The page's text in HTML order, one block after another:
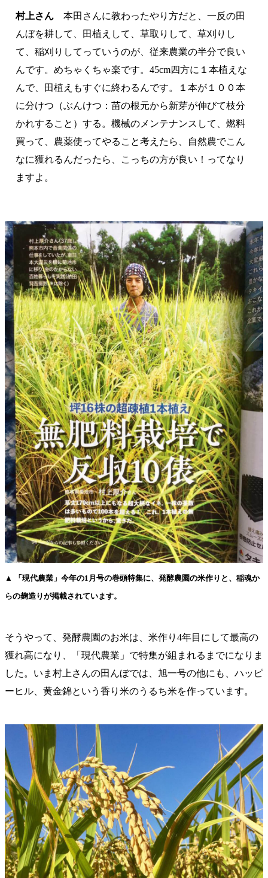
村上さん 本田さんに教わったやり方だと、一反の田
んぼを耕して、田植えして、草取りして、草刈りし
て、稲刈りしてっていうのが、従来農業の半分で良い
んです。めちゃくちゃ楽です。45cm四方に１本植えな
んで、田植えもすぐに終わるんです。１本が１００本
に分けつ（ぶんけつ：苗の根元から新芽が伸びて枝分
かれすること）する。機械のメンテナンスして、燃料
買って、農薬使ってやること考えたら、自然農でこん
なに獲れるんだったら、こっちの方が良い！ってなり
ますよ。
▲ 「現代農業」今年の1月号の巻頭特集に、発酵農園の米作りと、稲魂か
らの麹造りが掲載されています。
そうやって、発酵農園のお米は、米作り4年目にして最高の
獲れ高になり、「現代農業」で特集が組まれるまでになりま
した。いま村上さんの田んぼでは、旭一号の他にも、ハッピ
ーヒル、黄金錦という香り米のうるち米を作っています。